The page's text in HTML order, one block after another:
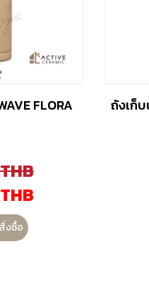
FLORA
THB
THB
สั่งซื้อ
ถังเก็บ